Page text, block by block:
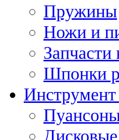
Пружины
Ножи и
Шпонки
Инструмент